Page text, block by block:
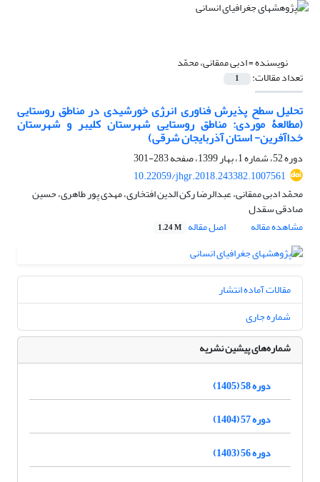
نویسنده =ادبی ممقانی، محمّد
تعداد مقالات: 1
تحلیل سطح پذیرش فناوری انرژی خورشیدی در مناطق روستایی
(مطالعۀ موردی: مناطق روستایی شهرستان کلیبر و شهرستان
خداآفرین- استان آذربایجان شرقی)
دوره 52، شماره 1، بهار 1399، صفحه
283-301
10.22059/jhgr.2018.243382.1007561
محمّد ادبی ممقانی، عبدالرضا رکن الدین افتخاری، مهدی پور طاهری، حسین
صادقی سقدل
مشاهده مقاله
اصل مقاله 1.24 M
مقالات آماده انتشار
شماره جاری
شماره‌های پیشین نشریه
دوره 58 (1405)
دوره 57 (1404)
دوره 56 (1403)